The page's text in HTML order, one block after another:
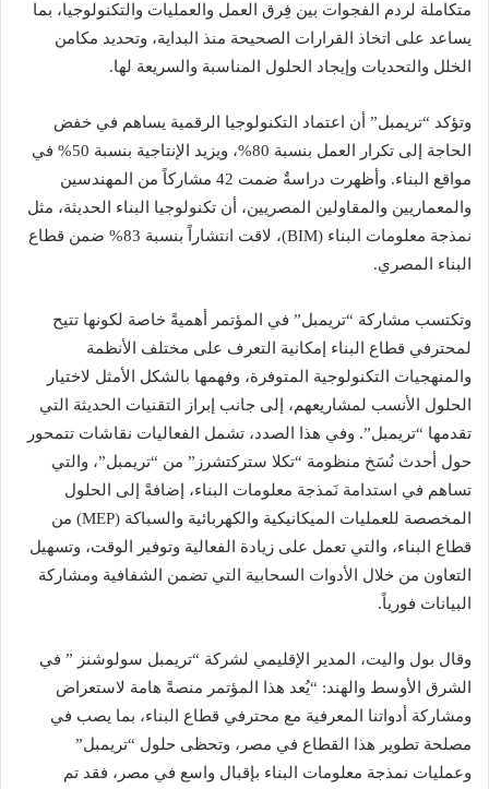
متكاملة لردم الفجوات بين فِرق العمل والعمليات والتكنولوجيا، بما
يساعد على اتخاذ القرارات الصحيحة منذ البداية، وتحديد مكامن
الخلل والتحديات وإيجاد الحلول المناسبة والسريعة لها.
وتؤكد “تريمبل” أن اعتماد التكنولوجيا الرقمية يساهم في خفض
الحاجة إلى تكرار العمل بنسبة 80%، ويزيد الإنتاجية بنسبة 50% في
مواقع البناء. وأظهرت دراسةٌ ضمت 42 مشاركاً من المهندسين
والمعماريين والمقاولين المصريين، أن تكنولوجيا البناء الحديثة، مثل
نمذجة معلومات البناء (BIM)، لاقت انتشاراً بنسبة 83% ضمن قطاع
البناء المصري.
وتكتسب مشاركة “تريمبل” في المؤتمر أهميةً خاصة لكونها تتيح
لمحترفي قطاع البناء إمكانية التعرف على مختلف الأنظمة
والمنهجيات التكنولوجية المتوفرة، وفهمها بالشكل الأمثل لاختيار
الحلول الأنسب لمشاريعهم، إلى جانب إبراز التقنيات الحديثة التي
تقدمها “تريمبل”. وفي هذا الصدد، تشمل الفعاليات نقاشات تتمحور
حول أحدث نُسَخ منظومة “تكلا ستركتشرز” من “تريمبل”، والتي
تساهم في استدامة نَمذجة معلومات البناء، إضافةً إلى الحلول
المخصصة للعمليات الميكانيكية والكهربائية والسباكة (MEP) من
قطاع البناء، والتي تعمل على زيادة الفعالية وتوفير الوقت، وتسهيل
التعاون من خلال الأدوات السحابية التي تضمن الشفافية ومشاركة
البيانات فورياً.
وقال بول واليت، المدير الإقليمي لشركة “تريمبل سولوشنز ” في
الشرق الأوسط والهند: “يُعد هذا المؤتمر منصةً هامة لاستعراض
ومشاركة أدواتنا المعرفية مع محترفي قطاع البناء، بما يصب في
مصلحة تطوير هذا القطاع في مصر، وتحظى حلول “تريمبل”
وعمليات نمذجة معلومات البناء بإقبال واسع في مصر، فقد تم